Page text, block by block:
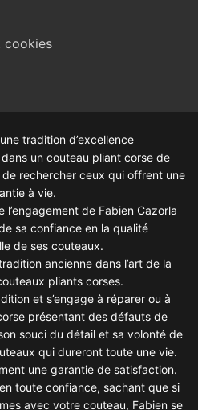
cookies
tradition d’excellence
un couteau pliant corse de
rechercher ceux qui offrent une
à vie.
de Fabien Cazorla
sa confiance en la qualité
de ses couteaux.
ancienne dans l’art de la
pliants corses.
et s’engage à réparer ou à
présentant des défauts de
souci du détail et sa volonté de
qui dureront toute une vie.
une garantie de satisfaction.
toute confiance, sachant que si
avec votre couteau, Fabien se